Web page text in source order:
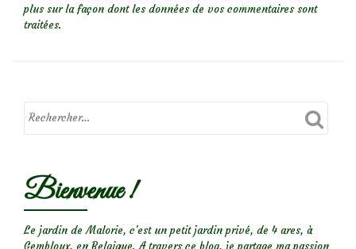
plus sur la façon dont les données de vos commentaires sont
traitées.
Bienvenue !
Le jardin de Malorie, c'est un petit jardin privé, de 4 ares, à
Gembloux, en Belgique. A travers ce blog, je partage ma passion